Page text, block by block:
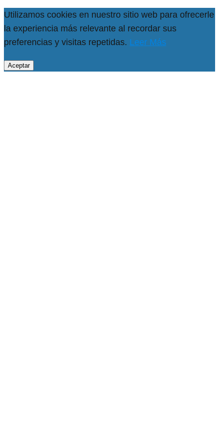
Utilizamos cookies en nuestro sitio web para ofrecerle
la experiencia más relevante al recordar sus
preferencias y visitas repetidas. Leer Más
Aceptar